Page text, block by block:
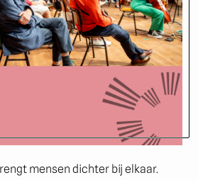
mensen dichter bij elkaar.